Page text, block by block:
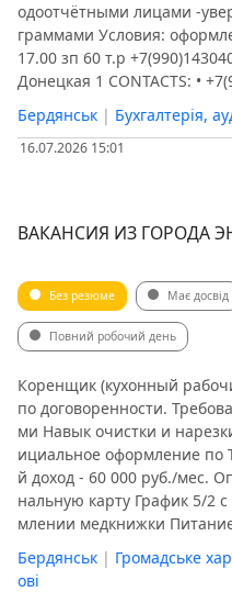
одоотчётными лицами -
граммами Условия:
17.00 зп 60 т.р
Донецкая 1 CONTACTS: •
Бердянськ | Бухгалтерія,
16.07.2026 15:01
ВАКАНСИЯ ИЗ ГОРОДА
Без резюме Має досвід
Повний робочий день
Коренщик (кухонный
по договоренности.
ми Навык очистки и
ициальное оформление по
й доход - 60 000 руб./мес.
нальную карту График 5/2
млении медкнижки
Бердянськ | Громадське
ові